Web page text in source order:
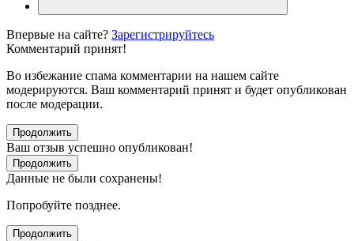
Впервые на сайте? Зарегистрируйтесь
Комментарий принят!
Во избежание спама комментарии на нашем сайте
модерируются. Ваш комментарий принят и будет опубликован
после модерации.
Продолжить
Ваш отзыв успешно опубликован!
Продолжить
Данные не были сохранены!
Попробуйте позднее.
Продолжить